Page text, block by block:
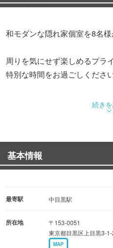
和モダンな隠れ家個室を8名様
周りを気にせず楽しめるプラ
特別な時間をお過ごしください
お料理は和食の職人が監修す
季節の食材を活かした逸品と
付いたコースが人気です。
ご友人との飲み会から会社宴
用いただけます。
続き
基本情報
最寄駅 中目黒駅
所在地
〒153-0051
東京都目黒区上目黒3-
MAP